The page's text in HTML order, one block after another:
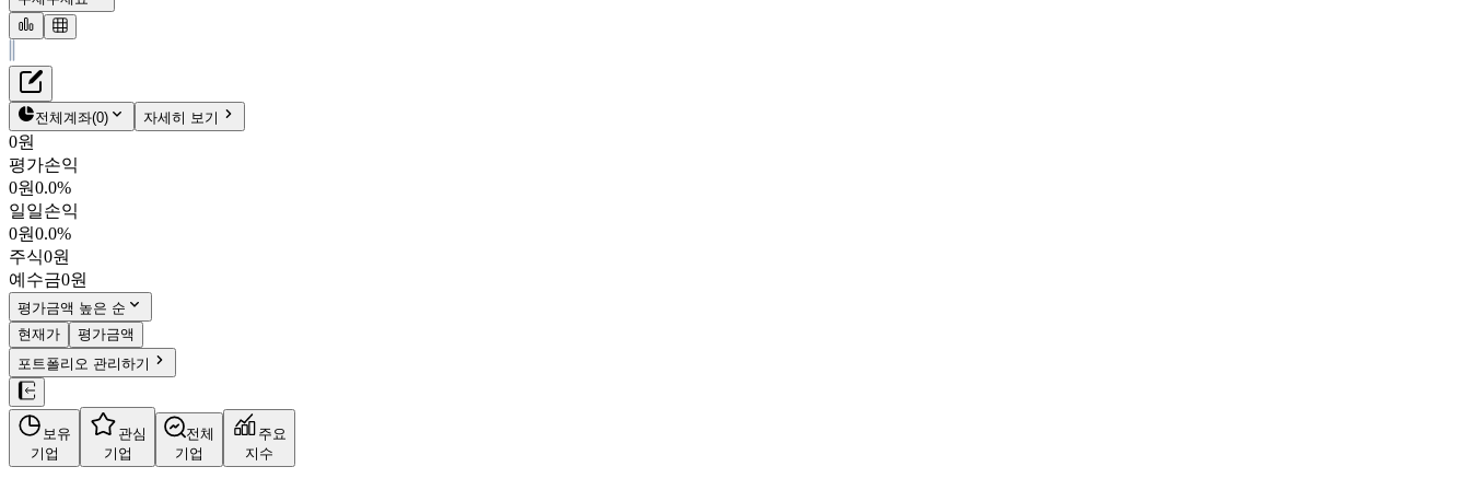
케이바이오랩스
1,008원
038530
KOSDAQ
시가총액
PBR0.48
PER-
fPER -
배당수익률-
자사주비율0.19%
결산월12월
사업정보
더보기
재무정보
펀더멘탈
밸류에이션
주주환원
주식정보
전체계좌(0) 자세히 보기
0원
평가손익
0원0.0%
일일손익
0원0.0%
주식0원
예수금0원
평가금액 높은 순
현재가
평가금액
포트폴리오 관리하기
보유
기업
관심
기업
전체
기업
주요
지수